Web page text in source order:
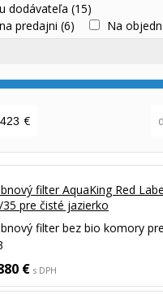
dodávateľa (15)
predajni (6) Na
€
filter AquaKing Red
pre čisté jazierko
filter bez bio komory
€ s DPH